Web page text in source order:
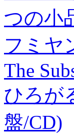
つの小
フミヤ
The
ひろが
盤/CD)